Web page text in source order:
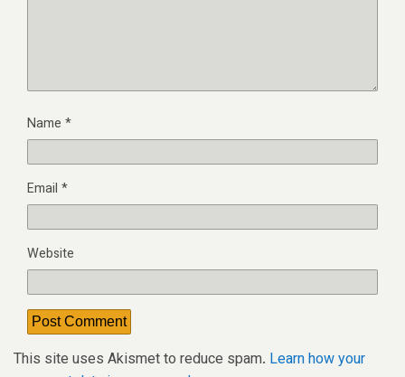
Name *
Email *
Website
This site uses Akismet to reduce spam. Learn how your